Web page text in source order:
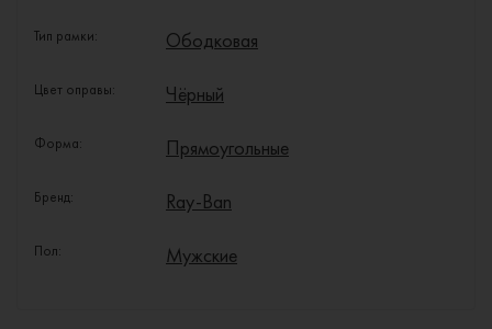
Тип рамки: Ободковая
Цвет оправы: Чёрный
Форма: Прямоугольные
Бренд: Ray-Ban
Пол: Мужские